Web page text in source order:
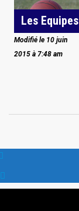
Les Equipes
Modifié le 10 juin
2015 à 7:48 am